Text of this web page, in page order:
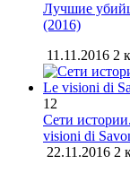
Лучшие
(2016)
11.11.2016 2
12
Сети
visioni di
22.11.2016 2